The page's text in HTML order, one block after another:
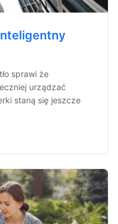
sprawi że
urządzać
staną się jeszcze